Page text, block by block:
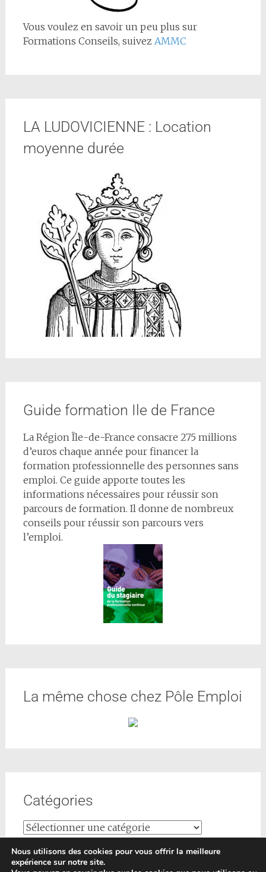
Vous voulez en savoir un peu plus sur
Formations Conseils, suivez AMMC
LA LUDOVICIENNE : Location
moyenne durée
Guide formation Ile de France
La Région Île-de-France consacre 275 millions
d’euros chaque année pour financer la
formation professionnelle des personnes sans
emploi. Ce guide apporte toutes les
informations nécessaires pour réussir son
parcours de formation. Il donne de nombreux
conseils pour réussir son parcours vers
l’emploi.
La même chose chez Pôle Emploi
Catégories
Nous utilisons des cookies pour vous offrir la meilleure
expérience sur notre site.